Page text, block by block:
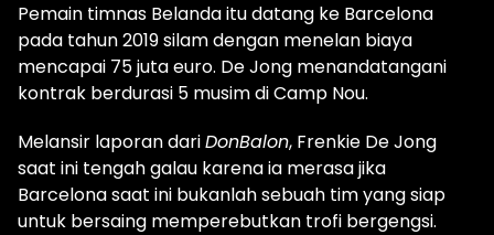
Pemain timnas Belanda itu datang ke Barcelona
pada tahun 2019 silam dengan menelan biaya
mencapai 75 juta euro. De Jong menandatangani
kontrak berdurasi 5 musim di Camp Nou.
Melansir laporan dariDonBalon, Frenkie De Jong
saat ini tengah galau karena ia merasa jika
Barcelona saat ini bukanlah sebuah tim yang siap
untuk bersaing memperebutkan trofi bergengsi.